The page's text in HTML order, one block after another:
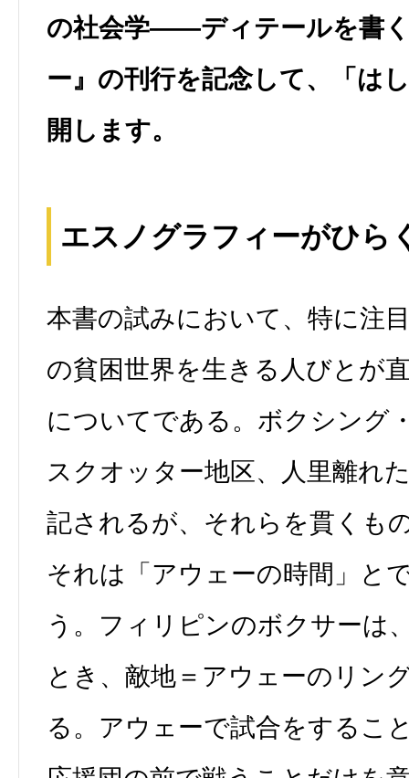
の社会学――ディテールを書
ー』の刊行を記念して、「は
開します。
エスノグラフィーがひら
本書の試みにおいて、特に注
の貧困世界を生きる人びとが
についてである。ボクシング
スクオッター地区、人里離れ
記されるが、それらを貫くも
それは「アウェーの時間」と
う。フィリピンのボクサーは
とき、敵地＝アウェーのリン
る。アウェーで試合をするこ